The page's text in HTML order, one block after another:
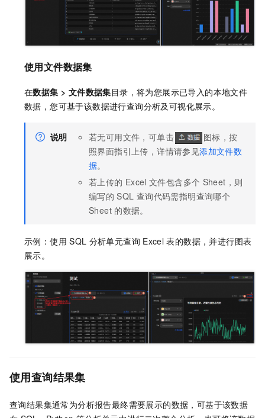
使用文件数据集
在数据集 > 文件数据集目录，将为您展示已导入的本地文件
数据，您可基于该数据进行查询分析及可视化展示。
说明 若无可用文件，可单击
图标，按
照界面指引上传，详情请参见添加文件数
据。
若上传的 Excel 文件包含多个 Sheet，则
编写的 SQL 查询代码需指明查询哪个
Sheet 的数据。
示例：使用 SQL 分析单元查询 Excel 表的数据，并进行图表
展示。
使用查询结果集
查询结果集通常为分析报告最终需要展示的数据，可基于该数据